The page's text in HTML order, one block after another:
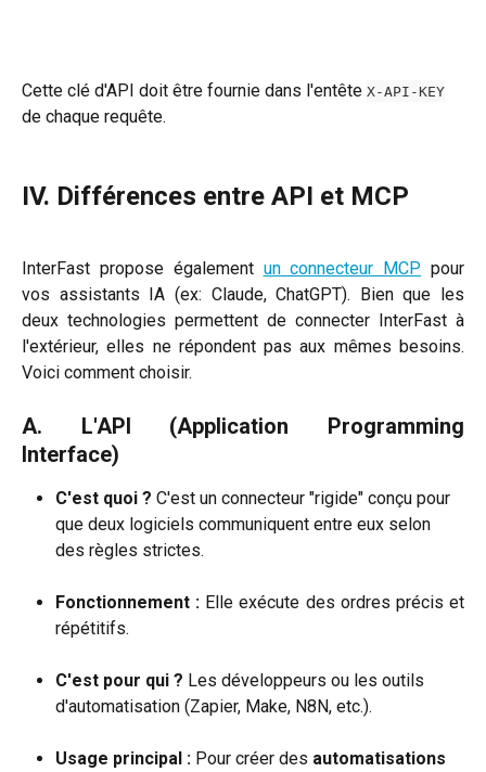
Cette clé d'API doit être fournie dans l'entête X-API-KEY
de chaque requête.
IV. Différences entre API et MCP
InterFast propose également un connecteur MCP pour
vos assistants IA (ex: Claude, ChatGPT). Bien que les
deux technologies permettent de connecter InterFast à
l'extérieur, elles ne répondent pas aux mêmes besoins.
Voici comment choisir.
A. L'API (Application Programming
Interface)
C'est quoi ? C'est un connecteur "rigide" conçu pour
que deux logiciels communiquent entre eux selon
des règles strictes.
Fonctionnement : Elle exécute des ordres précis et
répétitifs.
C'est pour qui ? Les développeurs ou les outils
d'automatisation (Zapier, Make, N8N, etc.).
Usage principal : Pour créer des automatisations